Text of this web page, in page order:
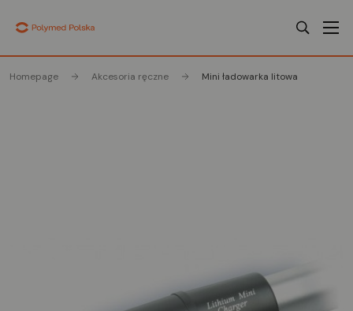
Homepage Akcesoria ręczne Mini ładowarka litowa